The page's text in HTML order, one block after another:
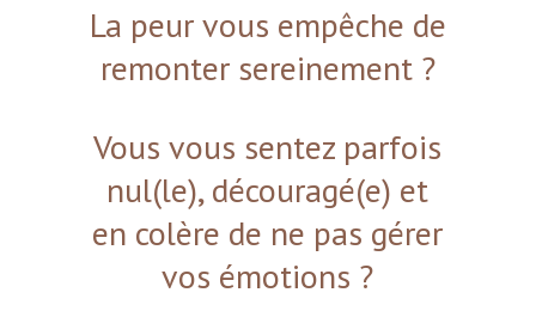
La peur vous empêche de
remonter sereinement ?
Vous vous sentez parfois
nul(le), découragé(e) et
en colère de ne pas gérer
vos émotions ?